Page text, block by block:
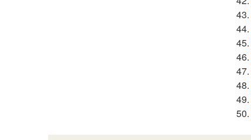
43.
44.
45.
46.
47.
48.
49.
50.